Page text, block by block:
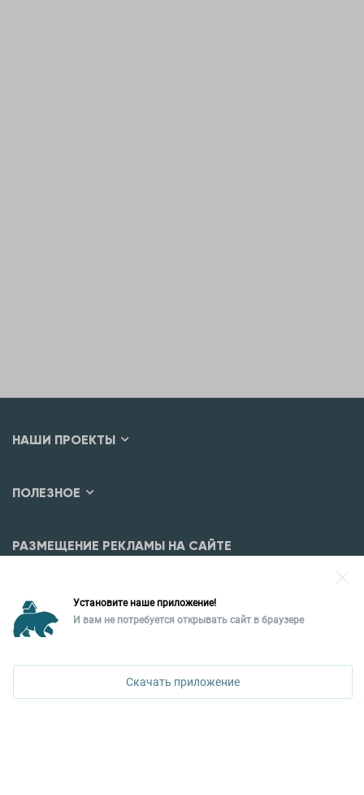
НАШИ ПРОЕКТЫ
ПОЛЕЗНОЕ
РАЗМЕЩЕНИЕ РЕКЛАМЫ НА САЙТЕ
Уральская палата недвижимости
620026, Екатеринбург,
КОНТАКТЫ УПН
Установите наше приложение!
И вам не потребуется открывать сайт в браузере
Скачать приложение